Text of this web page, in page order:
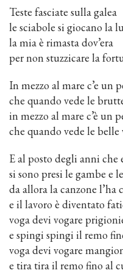
Teste fasciate sulla galea
le sciabole si giocano la
la mia è rimasta dov’era
per non stuzzicare la
In mezzo al mare c’e un
che quando vede le
in mezzo al mare c’è un
che quando vede le belle
E al posto degli anni che
si sono presi le gambe e
da allora la canzone
e il lavoro è diventato
voga devi vogare
e spingi spingi il remo
voga devi vogare
e tira tira il remo fino al